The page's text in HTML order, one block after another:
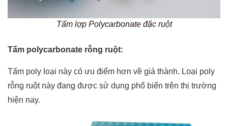
Tấm lợp Polycarbonate đặc ruột
Tấm polycarbonate rỗng ruột:
Tấm poly loại này có ưu điểm hơn về giá thành. Loại poly
rỗng ruột này đang được sử dụng phổ biến trên thị trường
hiện nay.